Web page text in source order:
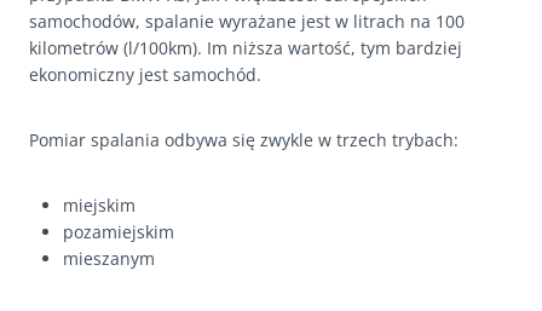
samochodów, spalanie wyrażane jest w litrach na 100
kilometrów (l/100km). Im niższa wartość, tym bardziej
ekonomiczny jest samochód.
Pomiar spalania odbywa się zwykle w trzech trybach:
miejskim
pozamiejskim
mieszanym